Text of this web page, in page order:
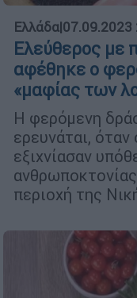
Ελλάδα|07.09.2023
Ελεύθερος με
αφέθηκε ο
«μαφίας των
Η φερόμενη
ερευνάται, όταν
εξιχνίασαν
περιοχή της